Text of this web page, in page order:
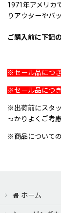
1971年アメリカ
りアウターやバ
ご購入前に下記
※セール品につ
※セール品につ
※出荷前にスタ
っかりよくご考
※商品について
ホーム